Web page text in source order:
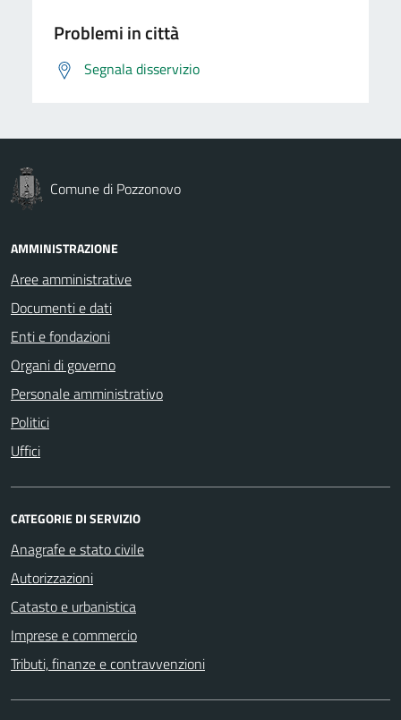
Problemi in città
Segnala disservizio
Comune di Pozzonovo
AMMINISTRAZIONE
Aree amministrative
Documenti e dati
Enti e fondazioni
Organi di governo
Personale amministrativo
Politici
Uffici
CATEGORIE DI SERVIZIO
Anagrafe e stato civile
Autorizzazioni
Catasto e urbanistica
Imprese e commercio
Tributi, finanze e contravvenzioni